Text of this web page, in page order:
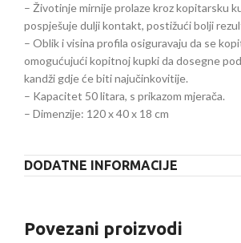
– Životinje mirnije prolaze kroz kopitarsku
pospješuje dulji kontakt, postižući bolji
– Oblik i visina profila osiguravaju da se
omogućujući kopitnoj kupki da dosegne
kandži gdje će biti najučinkovitije.
– Kapacitet 50 litara, s prikazom mjerača.
– Dimenzije: 120 x 40 x 18 cm
DODATNE INFORMACIJE
Povezani proizvodi